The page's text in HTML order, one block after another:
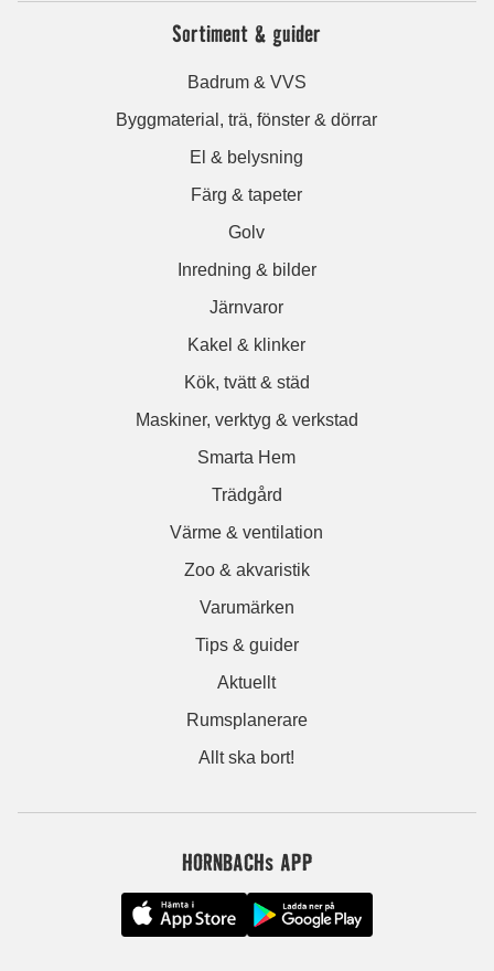
Sortiment & guider
Badrum & VVS
Byggmaterial, trä, fönster & dörrar
El & belysning
Färg & tapeter
Golv
Inredning & bilder
Järnvaror
Kakel & klinker
Kök, tvätt & städ
Maskiner, verktyg & verkstad
Smarta Hem
Trädgård
Värme & ventilation
Zoo & akvaristik
Varumärken
Tips & guider
Aktuellt
Rumsplanerare
Allt ska bort!
HORNBACHs APP